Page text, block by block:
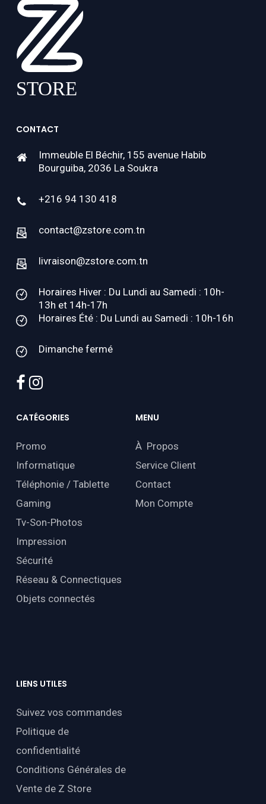
CONTACT
Immeuble El Béchir, 155 avenue Habib
Bourguiba, 2036 La Soukra
+216 94 130 418
contact@zstore.com.tn
livraison@zstore.com.tn
Horaires Hiver : Du Lundi au Samedi : 10h-
13h et 14h-17h
Horaires Été : Du Lundi au Samedi : 10h-16h
Dimanche fermé
facebook
instagram
CATÉGORIES
Promo
Informatique
Téléphonie / Tablette
Gaming
Tv-Son-Photos
Impression
Sécurité
Réseau & Connectiques
Objets connectés
MENU
À Propos
Service Client
Contact
Mon Compte
LIENS UTILES
Suivez vos commandes
Politique de
confidentialité
Conditions Générales de
Vente de Z Store